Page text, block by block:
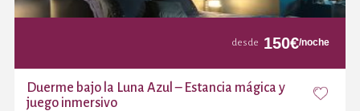
desde 150€/noche
Duerme bajo la Luna Azul – Estancia mágica y
juego inmersivo